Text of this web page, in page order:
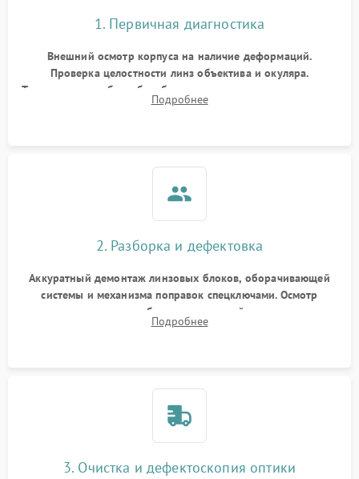
1. Первичная диагностика
Внешний осмотр корпуса на наличие деформаций.
Проверка целостности линз объектива и окуляра.
Тестирование работы барабанчиков ввода поправок, кольца
отстройки параллакса и зума. Выявление сколов, внутренних
Подробнее
2. Разборка и дефектовка
Аккуратный демонтаж линзовых блоков, оборачивающей
системы и механизма поправок спецключами. Осмотр
внутренних резьбовых соединений, пружин и
уплотнительных колец. Поиск причин люфта, смещения
Подробнее
3. Очистка и дефектоскопия оптики